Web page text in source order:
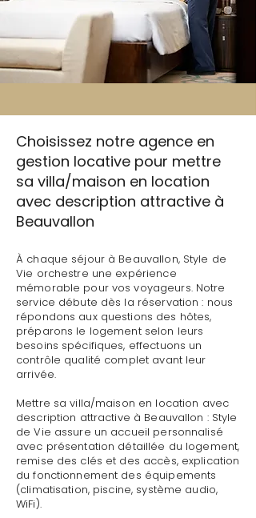
Choisissez notre agence en
gestion locative pour mettre
sa villa/maison en location
avec description attractive à
Beauvallon
À chaque séjour à Beauvallon, Style de
Vie orchestre une expérience
mémorable pour vos voyageurs. Notre
service débute dès la réservation : nous
répondons aux questions des hôtes,
préparons le logement selon leurs
besoins spécifiques, effectuons un
contrôle qualité complet avant leur
arrivée.
Mettre sa villa/maison en location avec
description attractive à Beauvallon : Style
de Vie assure un accueil personnalisé
avec présentation détaillée du logement,
remise des clés et des accès, explication
du fonctionnement des équipements
(climatisation, piscine, système audio,
WiFi).